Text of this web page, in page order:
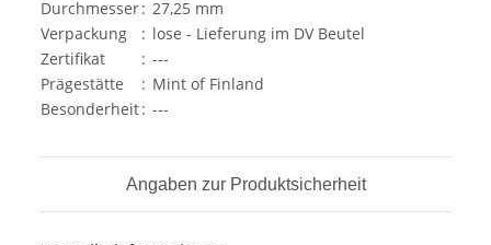
Durchmesser: 27,25 mm
Verpackung
: lose - Lieferung im DV Beutel
Zertifikat
: ---
Prägestätte
: Mint of Finland
Besonderheit: ---
Angaben zur Produktsicherheit